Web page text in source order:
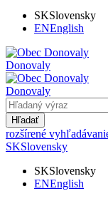
SKSlovensky
ENEnglish
Donovaly
Donovaly
Hľadať
rozšírené
SKSlovensky
SKSlovensky
ENEnglish